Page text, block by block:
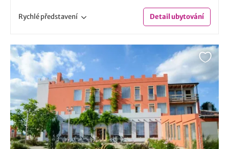
Rychlépředstavení Detailubytování